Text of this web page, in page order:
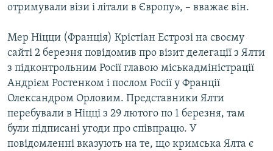
отримували візи і літали в Європу», – вважає він.
Мер Ніцци (Франція) Крістіан Естрозі на своєму
сайті 2 березня повідомив про візит делегації з Ялти
з підконтрольним Росії главою міськадміністрації
Андрієм Ростенком і послом Росії у Франції
Олександром Орловим. Представники Ялти
перебували в Ніцці з 29 лютого по 1 березня, там
були підписані угоди про співпрацю. У
повідомленні вказують на те, що кримська Ялта є